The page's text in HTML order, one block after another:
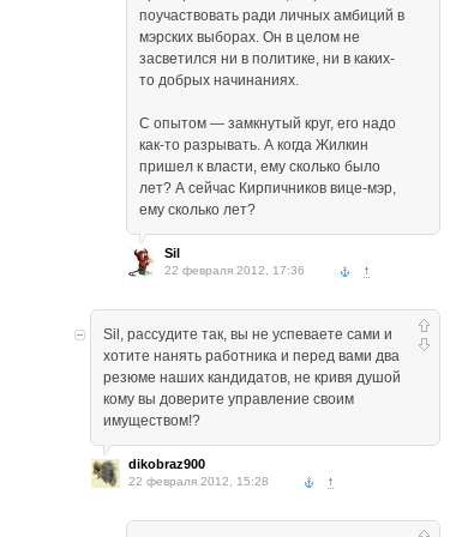
поучаствовать ради личных амбиций в
мэрских выборах. Он в целом не
засветился ни в политике, ни в каких-
то добрых начинаниях.
С опытом — замкнутый круг, его надо
как-то разрывать. А когда Жилкин
пришел к власти, ему сколько было
лет? А сейчас Кирпичников вице-мэр,
ему сколько лет?
Sil
22 февраля 2012, 17:36 ↑
Sil, рассудите так, вы не успеваете сами и
хотите нанять работника и перед вами два
резюме наших кандидатов, не кривя душой
кому вы доверите управление своим
имуществом!?
dikobraz900
22 февраля 2012, 15:28 ↑